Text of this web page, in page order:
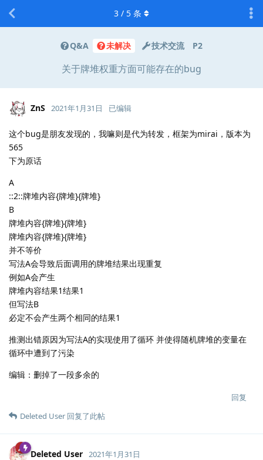
Q&A 未解决 技术交流 P2
关于牌堆权重方面可能存在的bug
3 / 5 条
ZnS 2021年1月31日 已编辑
这个bug是朋友发现的，我嘛则是代为转发，框架为mirai，版本为
565
下为原话
A
::2::牌堆内容{牌堆}{牌堆}
B
牌堆内容{牌堆}{牌堆}
牌堆内容{牌堆}{牌堆}
并不等价
写法A会导致后面调用的牌堆结果出现重复
例如A会产生
牌堆内容结果1结果1
但写法B
必定不会产生两个相同的结果1
推测出错原因为写法A的实现使用了循环 并使得随机牌堆的变量在
循环中遭到了污染
编辑：删掉了一段多余的
回复
Deleted User 回复了此帖
Deleted User 2021年1月31日